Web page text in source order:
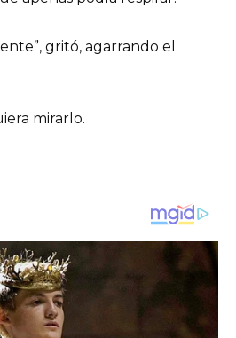
gritó, agarrando el
mirarlo.